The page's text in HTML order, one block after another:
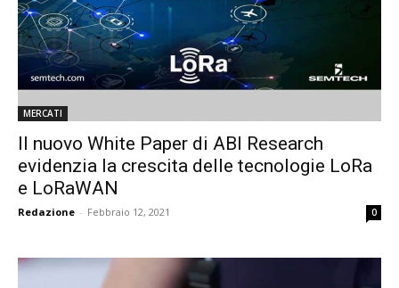
MERCATI
Il nuovo White Paper di ABI Research
evidenzia la crescita delle tecnologie LoRa
e LoRaWAN
Redazione - Febbraio 12, 2021 0